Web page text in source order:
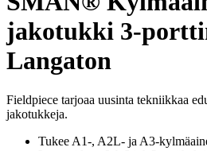
jakotukki 3-
Langaton
Fieldpiece tarjoaa uusinta tekniikkaa
jakotukkeja.
Tukee A1-, A2L- ja A3-